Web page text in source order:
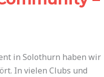
in Solothurn haben wir
In vielen Clubs und